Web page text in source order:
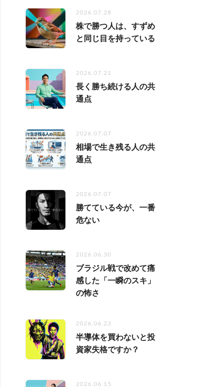
2026.07.28
株で勝つ人は、すずめ
と同じ目を持っている
2026.07.21
長く勝ち続ける人の共
通点
2026.07.07
相場で生き残る人の共
通点
2026.07.07
勝てている今が、一番
危ない
2026.06.30
ブラジル戦で改めて痛
感した「一瞬のスキ」
の怖さ
2026.06.23
半導体を買わないと投
資家失格ですか？
2026.06.15